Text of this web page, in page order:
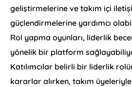
geliştirmelerine ve takım içi
güçlendirmelerine yardımcı
Rol yapma oyunları, liderlik
yönelik bir platform
Katılımcılar belirli bir liderlik
kararlar alırken, takım üyeleriyle